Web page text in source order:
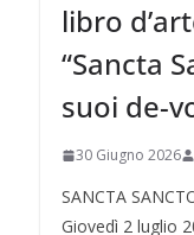
libro
“Sancta
suoi de-
30 Giugno 2026
SANCTA
Giovedì 2 luglio